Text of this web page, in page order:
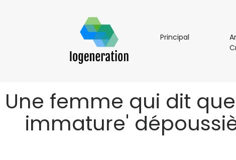
PrincipalPrincipal
Une femme qui dit
immature'